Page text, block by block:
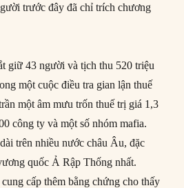
trước đây đã chỉ trích chương
giữ 43 người và tịch thu 520 triệu
một cuộc điều tra gian lận thuế
một âm mưu trốn thuế trị giá 1,3
công ty và một số nhóm mafia.
trên nhiều nước châu Âu, đặc
quốc Ả Rập Thống nhất.
cấp thêm bằng chứng cho thấy